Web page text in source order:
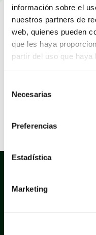
información sobre el
nuestros partners de
web, quienes pueden
que les haya
partir del uso que
Necesarias
Preferencias
Estadística
Marketing